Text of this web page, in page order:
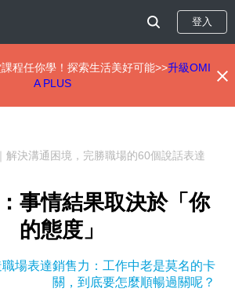
登入
程任你學！探索生活美好可能>>升級OMI
A PLUS
解決溝通困境，完勝職場的60個說話表達
事情結果取決於「你
的態度」
場表達銷售力：工作中老是莫名的卡
關，到底要怎麼順暢過關呢？